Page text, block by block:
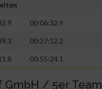
00:06:32.9
00:27:12.2
00:55:24.1
GmbH / 5er Team